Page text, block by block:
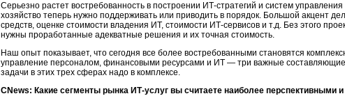
Cерьезно растет востребованность в построении ИТ-стратегий и систем
хозяйство теперь нужно поддерживать или приводить в порядок. Большой акцент
средств, оценке стоимости владения ИТ, стоимости ИТ-сервисов и т.д. Без этого
нужны проработанные адекватные решения и их точная стоимость.
Наш опыт показывает, что сегодня все более востребованными становятся
управление персоналом, финансовыми ресурсами и ИТ — три важные
задачи в этих трех сферах надо в комплексе.
CNews: Какие сегменты рынка ИТ-услуг вы считаете наиболее перспективными